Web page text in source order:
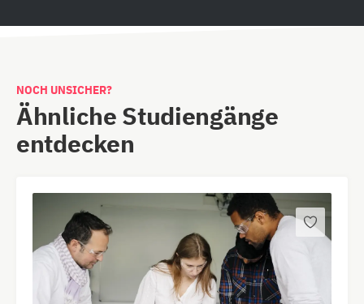
NOCH UNSICHER?
Ähnliche Studiengänge
entdecken